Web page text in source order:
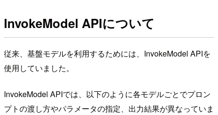
InvokeModel APIについて
従来、基盤モデルを利用するためには、InvokeModel APIを
使用していました。
InvokeModel APIでは、以下のように各モデルごとでプロン
プトの渡し方やパラメータの指定、出力結果が異なっていま